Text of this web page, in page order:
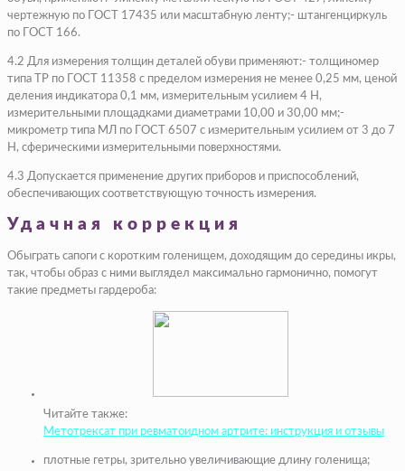
чертежную по ГОСТ 17435 или масштабную ленту;- штангенциркуль
по ГОСТ 166.
4.2 Для измерения толщин деталей обуви применяют:- толщиномер
типа ТР по ГОСТ 11358 с пределом измерения не менее 0,25 мм, ценой
деления индикатора 0,1 мм, измерительным усилием 4 Н,
измерительными площадками диаметрами 10,00 и 30,00 мм;-
микрометр типа МЛ по ГОСТ 6507 с измерительным усилием от 3 до 7
Н, сферическими измерительными поверхностями.
4.3 Допускается применение других приборов и приспособлений,
обеспечивающих соответствующую точность измерения.
Удачная коррекция
Обыграть сапоги с коротким голенищем, доходящим до середины икры,
так, чтобы образ с ними выглядел максимально гармонично, помогут
такие предметы гардероба:
Читайте также:
Метотрексат при ревматоидном артрите: инструкция и отзывы
плотные гетры, зрительно увеличивающие длину голенища;